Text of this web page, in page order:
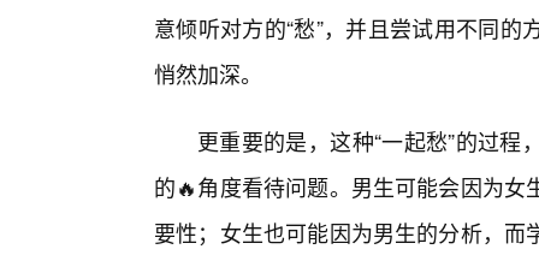
意倾听对方的“愁”，并且尝试用不同
悄然加深。
更重要的是，这种“一起愁”的过
的🔥角度看待问题。男生可能会因为
要性；女生也可能因为男生的分析，